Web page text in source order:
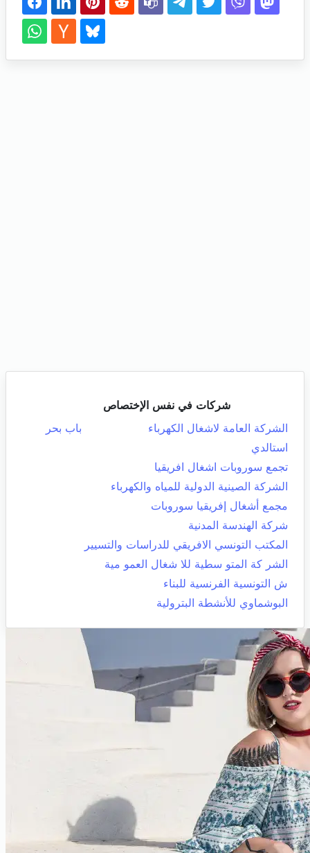
شركات في نفس الإختصاص
الشركة العامة لاشغال الكهرباء
باب بحر
استالدي
تجمع سوروبات اشغال افريقيا
الشركة الصينية الدولية للمياه والكهرباء
مجمع أشغال إفريقيا سوروبات
شركة الهندسة المدنية
المكتب التونسي الافريقي للدراسات والتسيير
الشر كة المتو سطية للا شغال العمو مية
ش التونسية الفرنسية للبناء
البوشماوي للأنشطة البترولية